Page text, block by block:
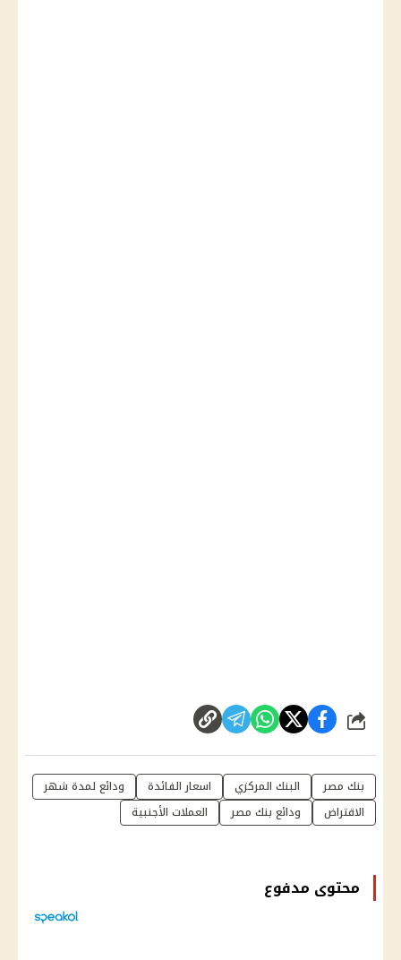
شارك
بنك مصر البنك المركزي اسعار الفائدة
ودائع لمدة شهر
الاقتراض
ودائع بنك مصر العملات الأجنبية
محتوى مدفوع